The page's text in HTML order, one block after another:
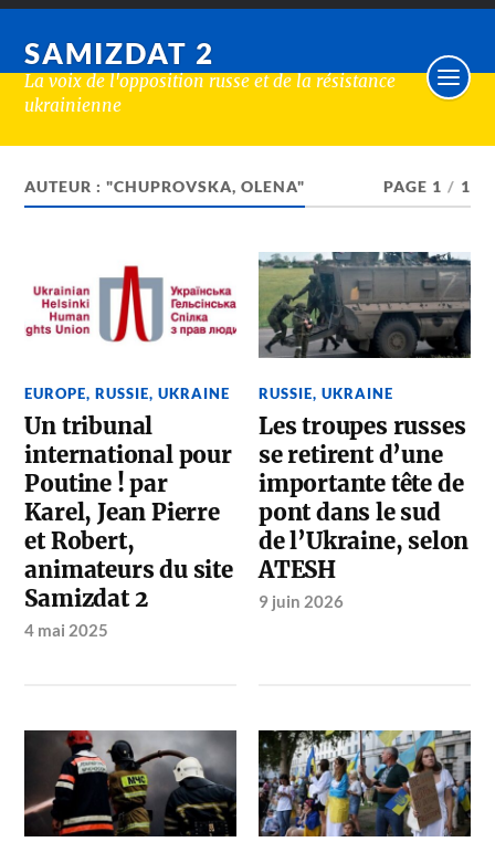
SAMIZDAT 2
La voix de l'opposition russe et de la résistance
ukrainienne
AUTEUR : "CHUPROVSKA, OLENA" PAGE 1 / 1
EUROPE,RUSSIE,UKRAINE
Un tribunal
international pour
Poutine ! par
Karel, Jean Pierre
et Robert,
animateurs du site
Samizdat 2
4 mai 2025
RUSSIE,UKRAINE
Les troupes russes
se retirent d’une
importante tête de
pont dans le sud
de l’Ukraine, selon
ATESH
9 juin 2026